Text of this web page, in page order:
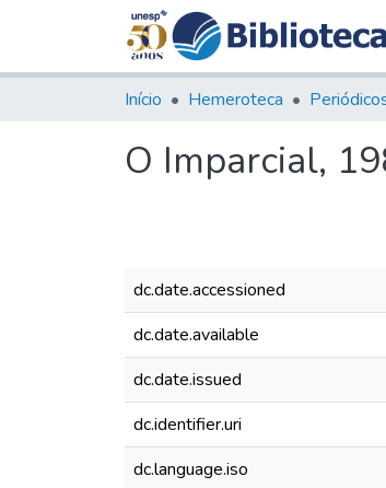
Início Hemeroteca
O Imparcial,
dc.date.accessioned
dc.date.available
dc.date.issued
dc.identifier.uri
dc.language.iso